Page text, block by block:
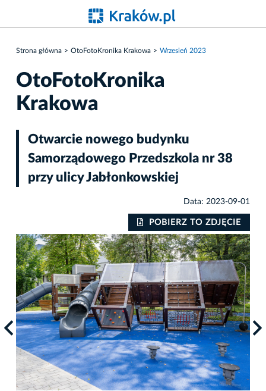
Strona główna OtoFotoKronika Krakowa Wrzesień 2023
OtoFotoKronika
Krakowa
Otwarcie nowego budynku
Samorządowego Przedszkola nr 38
przy ulicy Jabłonkowskiej
Data: 2023-09-01
POBIERZ TO ZDJĘCIE